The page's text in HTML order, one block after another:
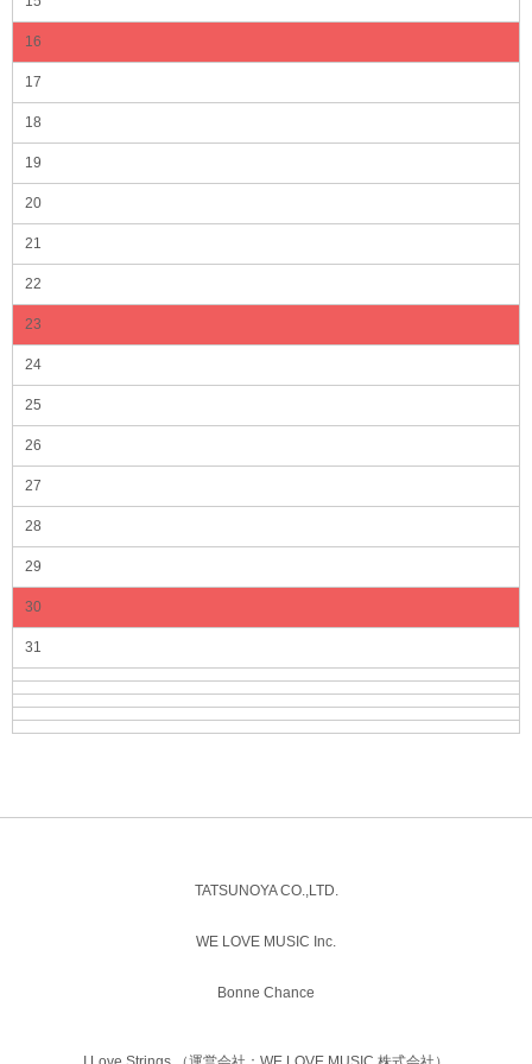
16
17
18
19
20
21
22
23
24
25
26
27
28
29
30
31
TATSUNOYA CO.,LTD.
WE LOVE MUSIC Inc.
Bonne Chance